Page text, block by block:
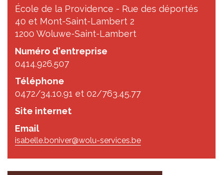
École de la Providence - Rue des déportés
40 et Mont-Saint-Lambert 2
1200 Woluwe-Saint-Lambert
Numéro d'entreprise
0414.926.507
Téléphone
0472/34.10.91 et 02/763.45.77
Site internet
Email
isabelle.boniver@wolu-services.be